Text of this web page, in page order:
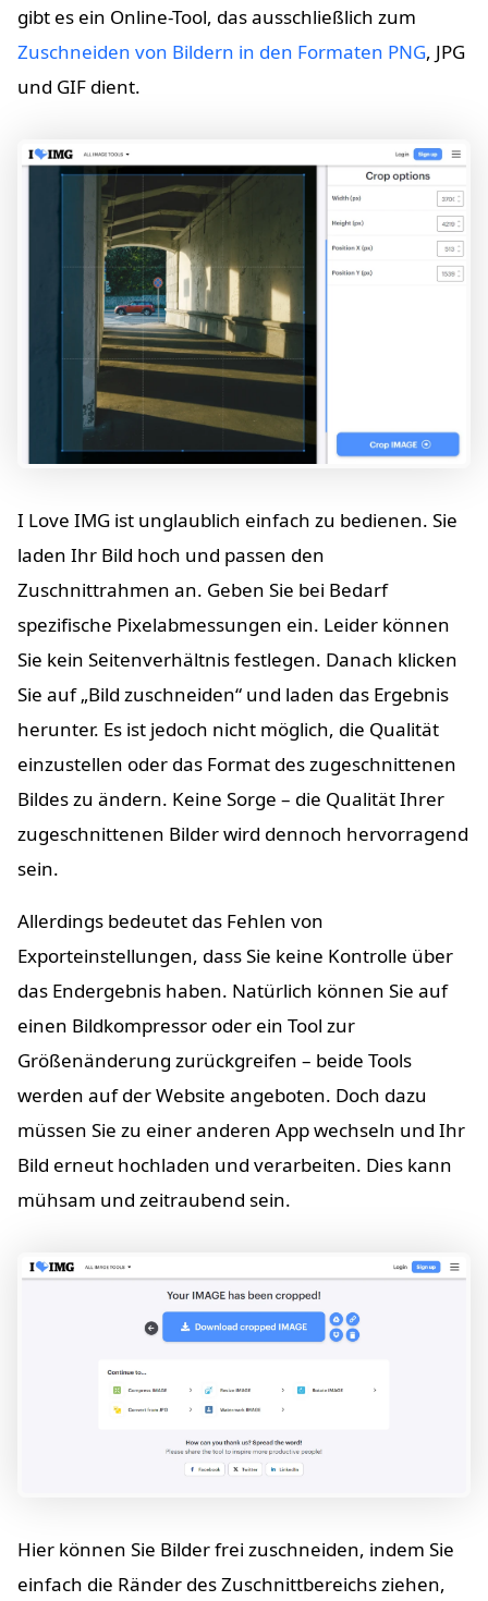
gibt es ein Online-Tool, das ausschließlich zum
Zuschneiden von Bildern in den Formaten PNG, JPG
und GIF dient.
I Love IMG ist unglaublich einfach zu bedienen. Sie
laden Ihr Bild hoch und passen den
Zuschnittrahmen an. Geben Sie bei Bedarf
spezifische Pixelabmessungen ein. Leider können
Sie kein Seitenverhältnis festlegen. Danach klicken
Sie auf „Bild zuschneiden“ und laden das Ergebnis
herunter. Es ist jedoch nicht möglich, die Qualität
einzustellen oder das Format des zugeschnittenen
Bildes zu ändern. Keine Sorge – die Qualität Ihrer
zugeschnittenen Bilder wird dennoch hervorragend
sein.
Allerdings bedeutet das Fehlen von
Exporteinstellungen, dass Sie keine Kontrolle über
das Endergebnis haben. Natürlich können Sie auf
einen Bildkompressor oder ein Tool zur
Größenänderung zurückgreifen – beide Tools
werden auf der Website angeboten. Doch dazu
müssen Sie zu einer anderen App wechseln und Ihr
Bild erneut hochladen und verarbeiten. Dies kann
mühsam und zeitraubend sein.
Hier können Sie Bilder frei zuschneiden, indem Sie
einfach die Ränder des Zuschnittbereichs ziehen,